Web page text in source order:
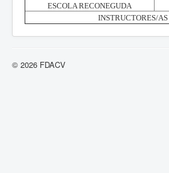
ESCOLA RECONEGUDA
INSTRUCTORES/
© 2026 FDACV